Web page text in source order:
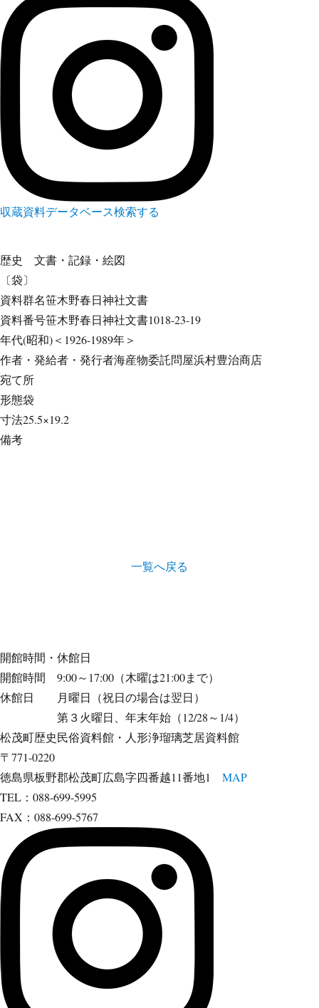
収蔵資料データベース検索する
歴史 文書・記録・絵図
〔袋〕
資料群名笹木野春日神社文書
資料番号笹木野春日神社文書1018-23-19
年代(昭和)＜1926-1989年＞
作者・発給者・発行者海産物委託問屋浜村豊治商店
宛て所
形態袋
寸法25.5×19.2
備考
一覧へ戻る
開館時間・休館日
開館時間 9:00～17:00（木曜は21:00まで）
休館日 月曜日（祝日の場合は翌日）
第３火曜日、年末年始（12/28～1/4）
松茂町歴史民俗資料館・人形浄瑠璃芝居資料館
〒771-0220
徳島県板野郡松茂町広島字四番越11番地1 MAP
TEL：088-699-5995
FAX：088-699-5767